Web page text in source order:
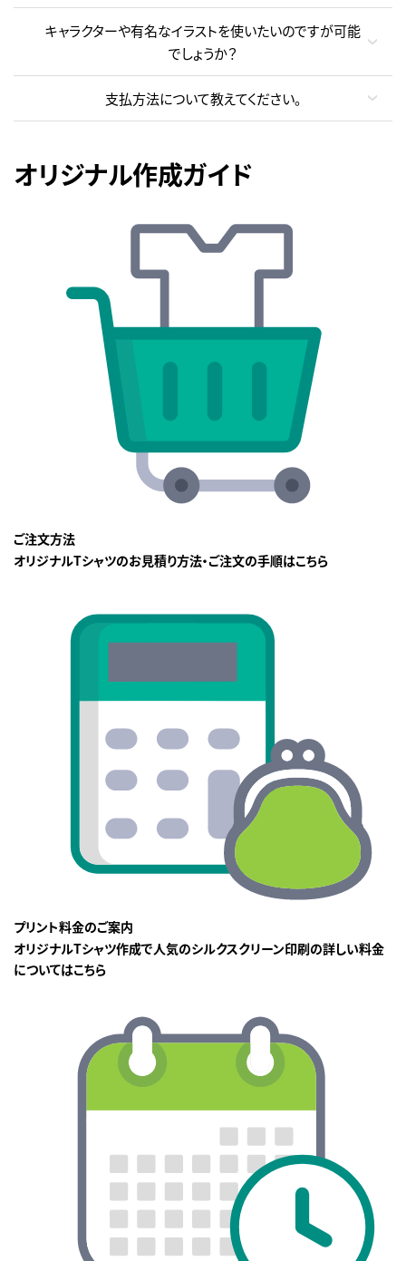
キャラクターや有名なイラストを使いたいのですが可能
でしょうか？
支払方法について教えてください。
オリジナル作成ガイド
ご注文方法
オリジナルTシャツのお見積り方法・ご注文の手順はこちら
プリント料金のご案内
オリジナルTシャツ作成で人気のシルクスクリーン印刷の詳しい料金
についてはこちら